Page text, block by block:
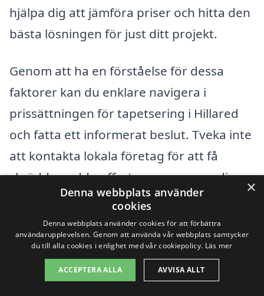
hjälpa dig att jämföra priser och hitta den
bästa lösningen för just ditt projekt.
Genom att ha en förståelse för dessa
faktorer kan du enklare navigera i
prissättningen för tapetsering i Hillared
och fatta ett informerat beslut. Tveka inte
att kontakta lokala företag för att få
skräddarsydda offerter som passar dina
specifika behov.
Få 3 erbjudanden, gratis och utan
förpliktelser
×
Denna webbplats använder
cookies
Denna webbplats använder cookies för att förbättra
användarupplevelsen. Genom att använda vår webbplats samtycker
du till alla cookies i enlighet med vår cookiepolicy. Läs mer
ACCEPTERA ALLA AVVISA ALLT